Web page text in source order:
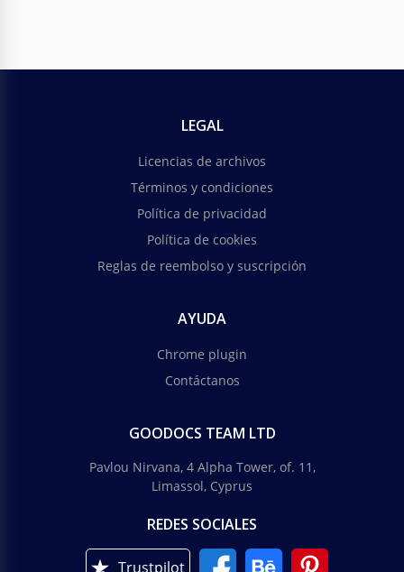
LEGAL
Licencias de archivos
Términos y condiciones
Política de privacidad
Política de cookies
Reglas de reembolso y suscripción
AYUDA
Chrome plugin
Contáctanos
GOODOCS TEAM LTD
Pavlou Nirvana, 4 Alpha Tower, of. 11,
Limassol, Cyprus
REDES SOCIALES
Trustpilot